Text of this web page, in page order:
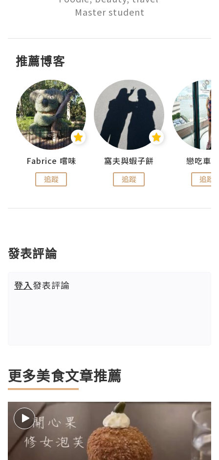
推薦博客
Fabrice 嚐味
追蹤
窩夫與蝦子餅
追蹤
戀吃車
追蹤
發表評論
登入發表評論
更多美食文章推薦